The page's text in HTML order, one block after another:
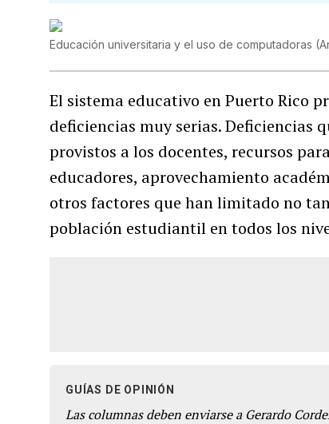
Educación universitaria y el uso de computadoras (
El sistema educativo en Puerto Rico
deficiencias muy serias. Deficiencias
provistos a los docentes, recursos
educadores, aprovechamiento
otros factores que han limitado no
población estudiantil en todos los
GUÍAS DE OPINIÓN
Las columnas deben enviarse a Gerardo